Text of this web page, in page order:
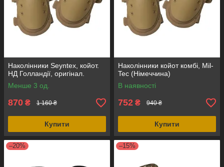
Наколінники Seyntex, койот.
НД Голландії, оригінал.
Менше 3 од.
870 ₴ 1 160 ₴
Купити
Наколінники койот комбі, Mil-
Tec (Німеччина)
В наявності
752 ₴ 940 ₴
Купити
–20% –15%